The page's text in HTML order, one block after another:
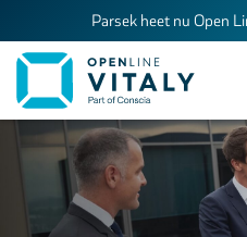
Parsek heet nu Open